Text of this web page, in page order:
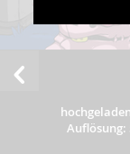
Auflösung: